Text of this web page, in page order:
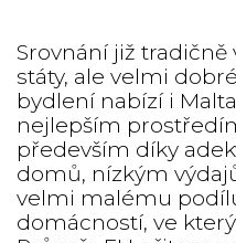
Srovnání již
státy, ale velmi
bydlení nabízí i
nejlepším
především díky
domů, nízkým
velmi malému
domácností, ve